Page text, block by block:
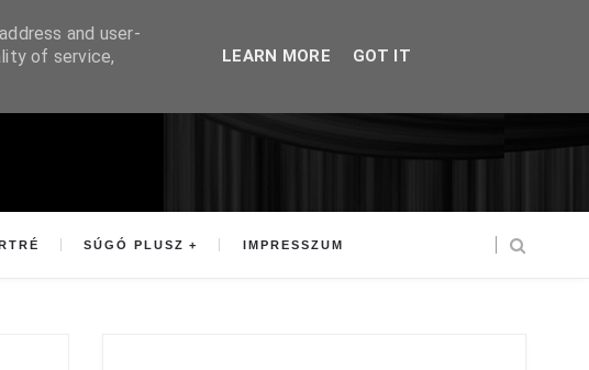
SÚGÓ PLUSZ IMPRESSZUM
and user-
of service,
LEARN MORE GOT IT